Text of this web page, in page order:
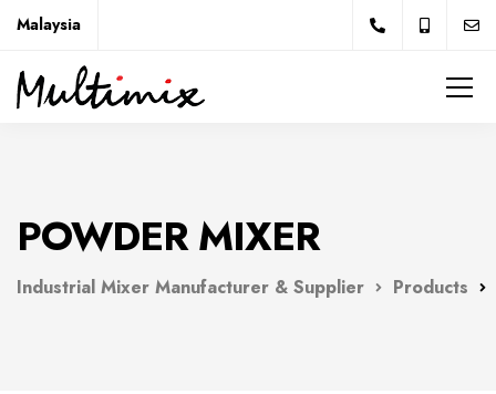
Malaysia
POWDER MIXER
Industrial Mixer Manufacturer & Supplier Products